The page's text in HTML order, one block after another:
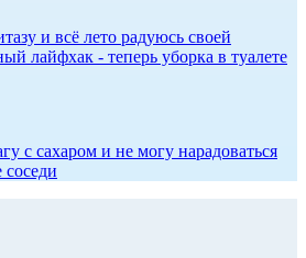
и всё лето радуюсь своей
лайфхак - теперь уборка в туалете
с сахаром и не могу нарадоваться
соседи